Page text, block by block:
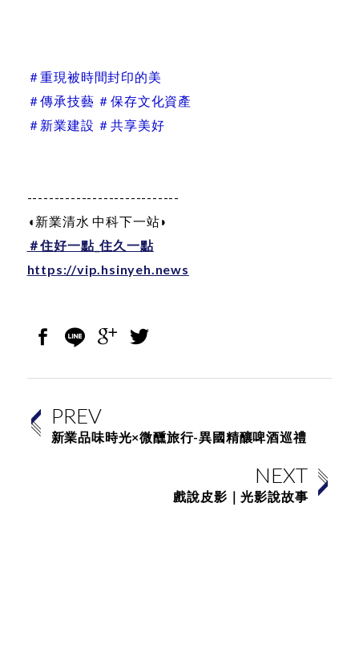
＃重現被時間封印的美
＃傳承技藝 ＃保存文化資產
＃新業建設 ＃共享美好
----------------------------
◖新業清水 中科下一站◗
＃住好一點_住久一點
https://vip.hsinyeh.news
PREV
新業品味時光×微醺旅行-異國精釀啤酒巡禮
NEXT
戲說皮影｜光影說故事